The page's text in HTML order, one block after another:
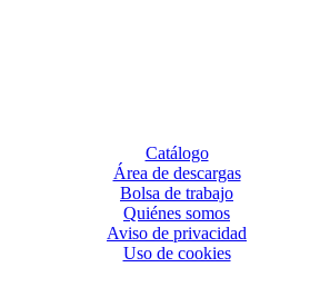
Catálogo
Área de descargas
Bolsa de trabajo
Quiénes somos
Aviso de privacidad
Uso de cookies